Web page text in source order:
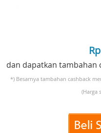
dan dapatkan tambahan
*) Besarnya tambahan cashback
(Harga